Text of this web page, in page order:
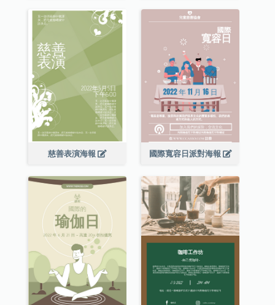
慈善表演海報 國際寬容日派對海報